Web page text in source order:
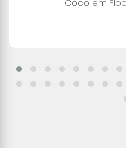
Coco em